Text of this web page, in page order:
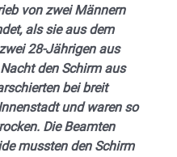
von zwei Männern
als sie aus dem
28-Jährigen aus
den Schirm aus
bei breit
und waren so
Die Beamten
mussten den Schirm